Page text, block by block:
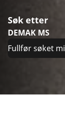
Søk etter
DEMAK MS
Fullfør søket